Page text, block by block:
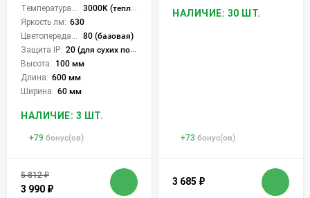
3000K (теплый), 4000K (нейтральный), 6000K (холодный), CCT механическое переключение
Яркость лм: 630
80 (базовая)
Защита IP: 20 (для сухих пом.)
Высота: 100 мм
Длина: 600 мм
Ширина: 60 мм
НАЛИЧИЕ: 3 ШТ.
+79 бонус(ов)
5 812₽
3 990 ₽
НАЛИЧИЕ: 30 ШТ.
+73 бонус(ов)
3 685 ₽